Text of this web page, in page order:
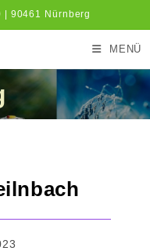
| 90461 Nürnberg
MENÜ